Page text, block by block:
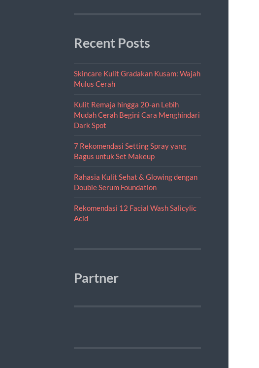
Recent Posts
Skincare Kulit Gradakan Kusam: Wajah
Mulus Cerah
Kulit Remaja hingga 20-an Lebih
Mudah Cerah Begini Cara Menghindari
Dark Spot
7 Rekomendasi Setting Spray yang
Bagus untuk Set Makeup
Rahasia Kulit Sehat & Glowing dengan
Double Serum Foundation
Rekomendasi 12 Facial Wash Salicylic
Acid
Partner